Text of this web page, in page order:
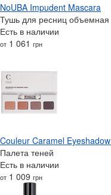
NoUBA Impudent Mascara
Тушь для ресниц объемная
Есть в наличии
от 1 061 грн
Couleur Caramel
Палета теней
Есть в наличии
от 1 009 грн